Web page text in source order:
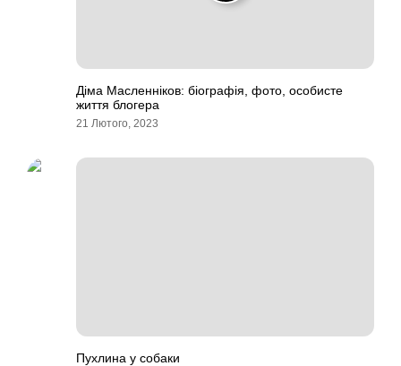
Діма Масленніков: біографія, фото, особисте
життя блогера
21 Лютого, 2023
Пухлина у собаки